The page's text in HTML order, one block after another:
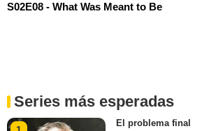
S02E08 - What Was Meant to Be
Series más esperadas
El problema final